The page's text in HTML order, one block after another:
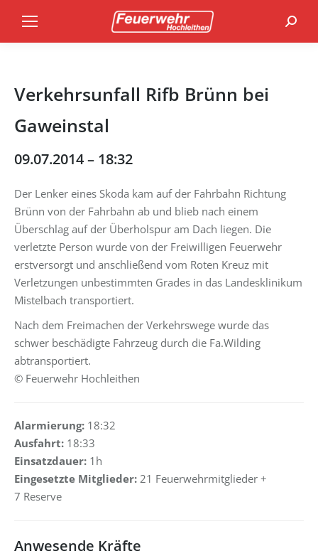
Verkehrsunfall Rifb Brünn bei
Gaweinstal
09.07.2014 – 18:32
Der Lenker eines Skoda kam auf der Fahrbahn Richtung
Brünn von der Fahrbahn ab und blieb nach einem
Überschlag auf der Überholspur am Dach liegen. Die
verletzte Person wurde von der Freiwilligen Feuerwehr
erstversorgt und anschließend vom Roten Kreuz mit
Verletzungen unbestimmten Grades in das Landesklinikum
Mistelbach transportiert.
Nach dem Freimachen der Verkehrswege wurde das
schwer beschädigte Fahrzeug durch die Fa.Wilding
abtransportiert.
© Feuerwehr Hochleithen
Alarmierung: 18:32
Ausfahrt: 18:33
Einsatzdauer: 1h
Eingesetzte Mitglieder: 21 Feuerwehrmitglieder +
7 Reserve
Anwesende Kräfte